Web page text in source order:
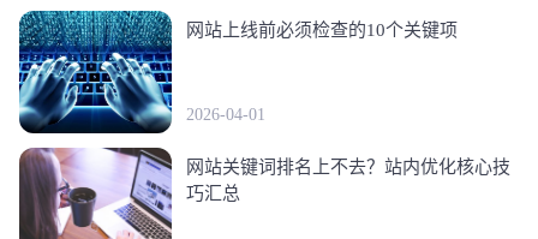
网站上线前必须检查的10个关键项
2026-04-01
网站关键词排名上不去？站内优化核心技
巧汇总